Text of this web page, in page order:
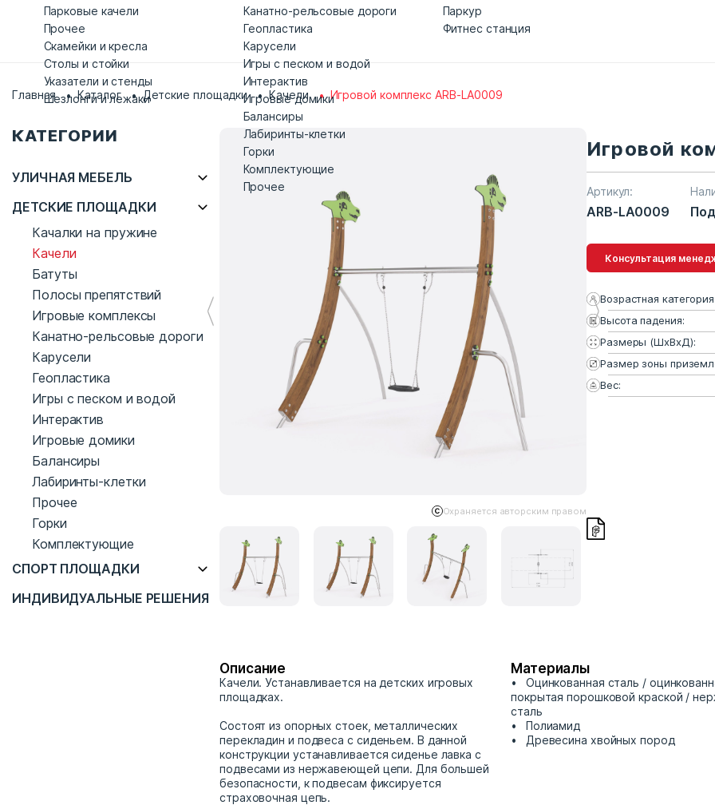
Парковые качели
Прочее
Скамейки и кресла
Столы и стойки
Указатели и стенды
Шезлонги и лежаки
Канатно-рельсовые дороги
Геопластика
Карусели
Игры с песком и водой
Интерактив
Игровые домики
Балансиры
Лабиринты-клетки
Горки
Комплектующие
Прочее
Паркур
Фитнес станция
Главная Каталог Детские площадки Качели Игровой комплекс ARB-LA0009
КАТЕГОРИИ
УЛИЧНАЯ МЕБЕЛЬ
ДЕТСКИЕ ПЛОЩАДКИ
Качалки на пружине
Качели
Батуты
Полосы препятствий
Игровые комплексы
Канатно-рельсовые дороги
Карусели
Геопластика
Игры с песком и водой
Интерактив
Игровые домики
Балансиры
Лабиринты-клетки
Прочее
Горки
Комплектующие
СПОРТ ПЛОЩАДКИ
ИНДИВИДУАЛЬНЫЕ РЕШЕНИЯ
Охраняется авторским правом
Игровой
Артикул:
ARB-LA0009
Консультация
Возрастная
Высота падения:
Размеры (ШхВхД):
Размер зоны
Вес:
Описание
Качели. Устанавливается на детских игровых
площадках.
Состоят из опорных стоек, металлических
перекладин и подвеса с сиденьем. В данной
конструкции устанавливается сиденье лавка с
подвесами из нержавеющей цепи. Для большей
безопасности, к подвесам фиксируется
страховочная цепь.
Материалы
Оцинкованная сталь /
покрытая порошковой краской /
сталь
Полиамид
Древесина хвойных пород